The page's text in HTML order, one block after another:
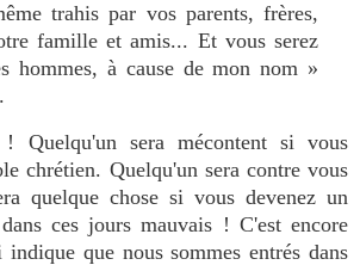
trahis par vos parents, frères,
famille et amis... Et vous serez
hommes, à cause de mon nom »
Quelqu'un sera mécontent si vous
chrétien. Quelqu'un sera contre vous
quelque chose si vous devenez un
ces jours mauvais ! C'est encore
que nous sommes entrés dans